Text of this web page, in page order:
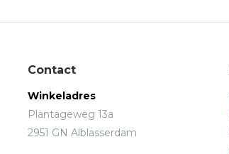
Contact
Winkeladres
Plantageweg 13a
2951 GN Alblasserdam